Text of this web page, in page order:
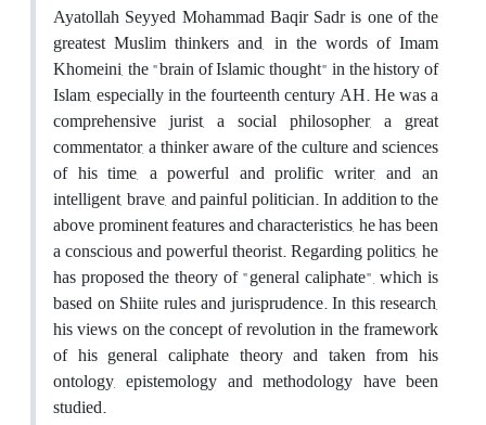
Ayatollah Seyyed Mohammad Baqir Sadr is one of the
greatest Muslim thinkers and, in the words of Imam
Khomeini, the "brain of Islamic thought" in the history of
Islam, especially in the fourteenth century AH. He was a
comprehensive jurist, a social philosopher, a great
commentator, a thinker aware of the culture and sciences
of his time, a powerful and prolific writer, and an
intelligent, brave, and painful politician. In addition to the
above prominent features and characteristics, he has been
a conscious and powerful theorist. Regarding politics, he
has proposed the theory of "general caliphate", which is
based on Shiite rules and jurisprudence. In this research,
his views on the concept of revolution in the framework
of his general caliphate theory and taken from his
ontology, epistemology and methodology have been
studied.